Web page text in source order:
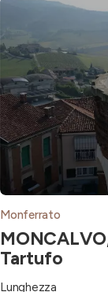
Monferrato
Tartufo
Lunghezza